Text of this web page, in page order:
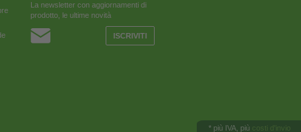
La newsletter con aggiornamenti di
prodotto, le ultime novità
ISCRIVITI
* più IVA, più costi d'invio